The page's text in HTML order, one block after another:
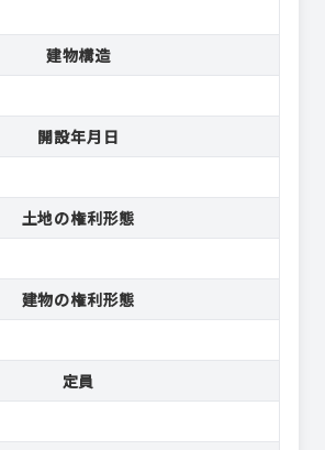
建物構造
開設年月日
土地の権利形態
建物の権利形態
定員